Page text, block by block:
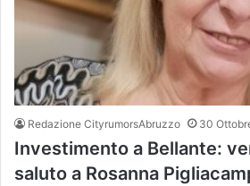
Redazione CityrumorsAbruzzo 30
Investimento a Bellante:
saluto a Rosanna